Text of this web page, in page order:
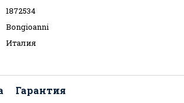
1872534
Bongioanni
Италия
Гарантия